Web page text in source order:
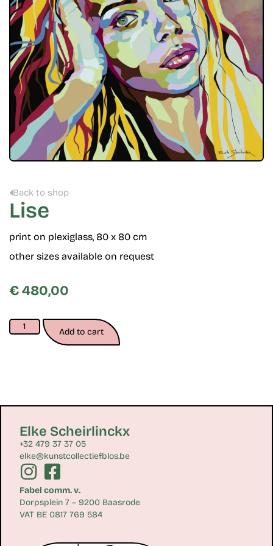
Back to shop
Lise
print on plexiglass, 80 x 80 cm
other sizes available on request
€480,00
Add to cart
Elke Scheirlinckx
+32 479 37 37 05
elke@kunstcollectiefblos.be
Fabel comm. v.
Dorpsplein 7 – 9200 Baasrode
VAT BE 0817 769 584